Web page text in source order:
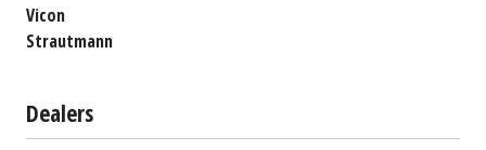
Vicon
Strautmann
Dealers